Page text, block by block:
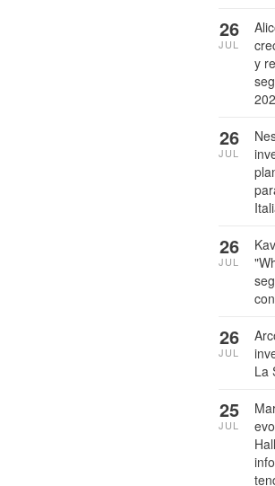
y
26
JUL
26
JUL
26
JUL
La
26
JUL
25
JUL